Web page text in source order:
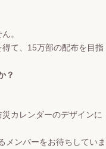
。
て、15万部の配布を目指
？
カレンダーのデザインに
メンバーをお待ちしていま